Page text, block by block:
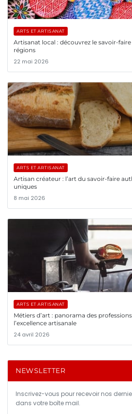
ARTS ET ARTISANAT
Artisanat local : découvrez le savoir-
régions
22 mai 2026
ARTS ET ARTISANAT
Artisan créateur : l’art du savoir-faire
uniques
8 mai 2026
ARTS ET ARTISANAT
Métiers d’art : panorama des
l’excellence artisanale
24 avril 2026
NEWSLETTER
Inscrivez-vous pour recevoir nos
dans votre boîte mail.